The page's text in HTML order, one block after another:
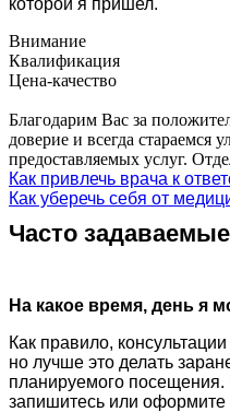
Внимание
Квалификация
Цена-качество
Благодарим Вас за
доверие и всегда стараемся
предоставляемых услуг.
Как привлечь врача к
Как уберечь себя от
Часто
На какое время, день я
Как правило,
но лучше это делать
планируемого посещения.
запишитесь или оформите